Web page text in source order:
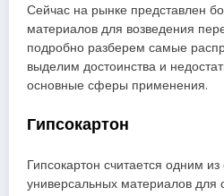
Сейчас на рынке представлен
материалов для возведения
подробно разберем самые
выделим достоинства и
основные сферы применения.
Гипсокартон
Гипсокартон считается одним
универсальных материалов для